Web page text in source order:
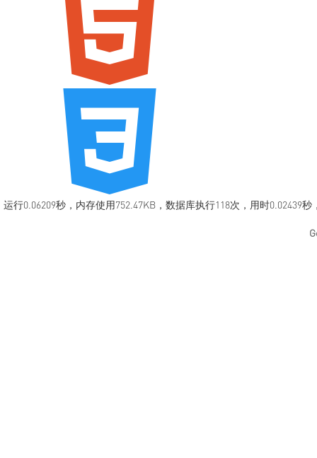
运行0.06209秒，内存使用752.47KB，数据库执行118次，用时0.02439